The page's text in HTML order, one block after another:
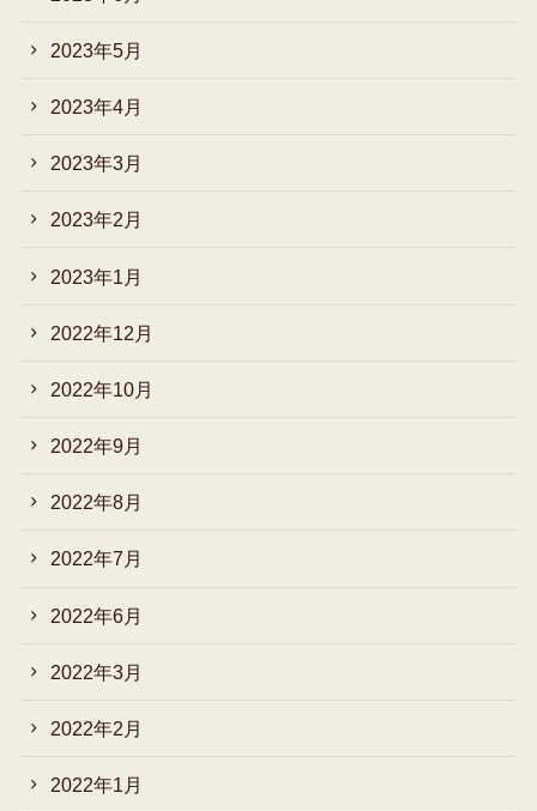
2023年5月
2023年4月
2023年3月
2023年2月
2023年1月
2022年12月
2022年10月
2022年9月
2022年8月
2022年7月
2022年6月
2022年3月
2022年2月
2022年1月